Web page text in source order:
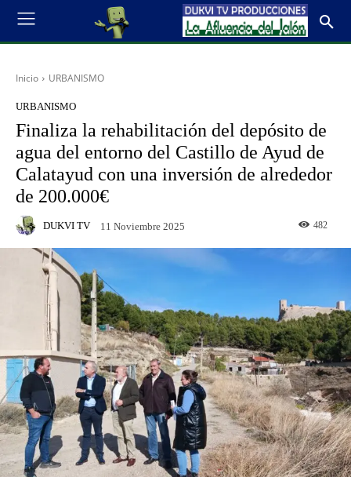
Inicio URBANISMO
URBANISMO
Finaliza la rehabilitación del depósito de
agua del entorno del Castillo de Ayud de
Calatayud con una inversión de alrededor
de 200.000€
DUKVI TV 11 Noviembre 2025 482